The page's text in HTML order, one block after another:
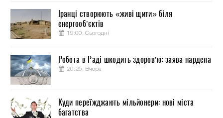
Іранці створюють «живі щити» біля
енергооб’єктів
19:00, Сьогодні
Робота в Раді шкодить здоров’ю: заява нардепа
20:25, Вчора
Куди переїжджають мільйонери: нові міста
багатства